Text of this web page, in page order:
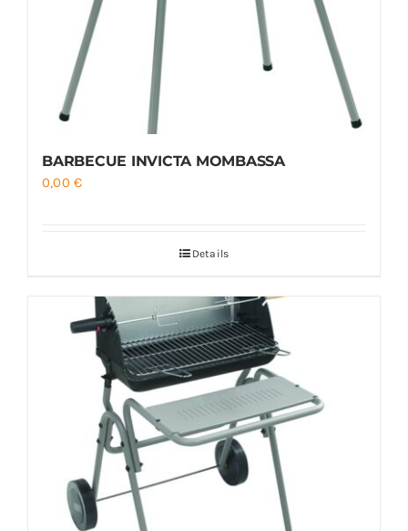
BARBECUE INVICTA MOMBASSA
0,00€
Details